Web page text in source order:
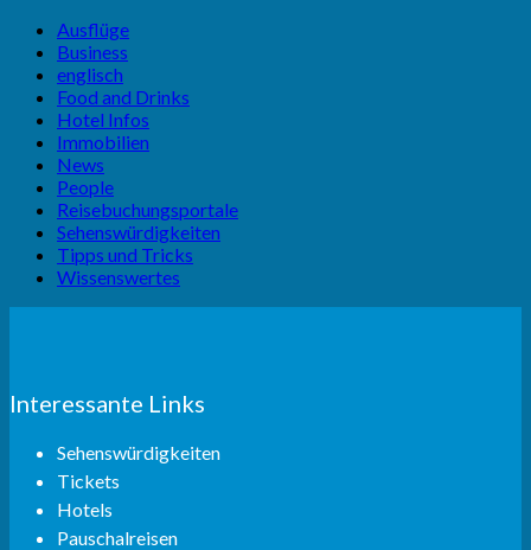
Ausflüge
Business
englisch
Food and Drinks
Hotel Infos
Immobilien
News
People
Reisebuchungsportale
Sehenswürdigkeiten
Tipps und Tricks
Wissenswertes
Interessante Links
Sehenswürdigkeiten
Tickets
Hotels
Pauschalreisen